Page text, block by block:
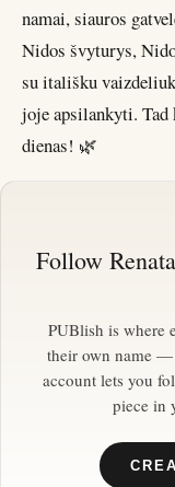
namai, siauros
Nidos švyturys,
su itališku
joje apsilankyti. Tad
dienas! 🌿
Follow
PUBlish is where
their own name
account lets you
piece in